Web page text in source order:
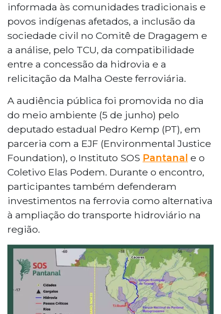
informada às comunidades tradicionais e
povos indígenas afetados, a inclusão da
sociedade civil no Comitê de Dragagem e
a análise, pelo TCU, da compatibilidade
entre a concessão da hidrovia e a
relicitação da Malha Oeste ferroviária.
A audiência pública foi promovida no dia
do meio ambiente (5 de junho) pelo
deputado estadual Pedro Kemp (PT), em
parceria com a EJF (Environmental Justice
Foundation), o Instituto SOS Pantanal e o
Coletivo Elas Podem. Durante o encontro,
participantes também defenderam
investimentos na ferrovia como alternativa
à ampliação do transporte hidroviário na
região.